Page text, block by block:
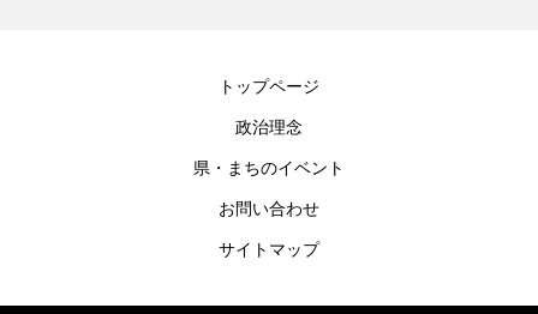
トップページ
政治理念
県・まちのイベント
お問い合わせ
サイトマップ